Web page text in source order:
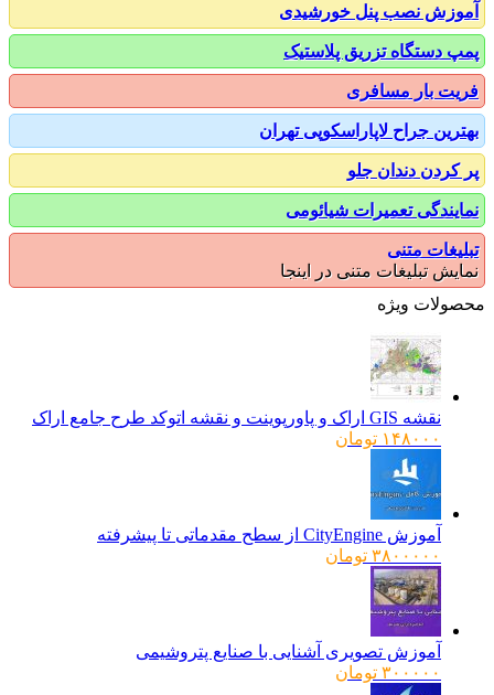
نصب پنل خورشیدی
دستگاه تزریق پلاستیک
بار مسافری
جراح لاپاراسکوپی تهران
دندان جلو
تعمیرات شیائومی
متنی
تبلیغات متنی در اینجا
ویژه
نقشه GIS اراک و پاورپوینت و نقشه اتوکد طرح جامع اراک
۱۴۸۰۰۰ تومان
آموزش CityEngine از سطح مقدماتی تا پیشرفته
۳۸۰۰۰۰۰ تومان
آموزش تصویری آشنایی با صنایع پتروشیمی
۳۰۰۰۰۰ تومان